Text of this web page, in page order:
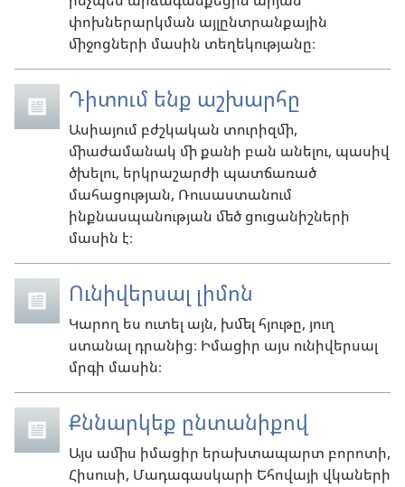
փոխներարկման այլընտրանքային
միջոցների մասին տեղեկությանը։
Դիտում ենք աշխարհը
Ասիայում բժշկական տուրիզմի,
միաժամանակ մի քանի բան անելու, պասիվ
ծխելու, երկրաշարժի պատճառած
մահացության, Ռուսաստանում
ինքնասպանության մեծ ցուցանիշների
մասին է։
Ունիվերսալ լիմոն
Կարող ես ուտել այն, խմել հյութը, յուղ
ստանալ դրանից։ Իմացիր այս ունիվերսալ
մրգի մասին։
Քննարկեք ընտանիքով
Այս ամիս իմացիր երախտապարտ բորոտի,
Հիսուսի, Մադագասկարի Եհովայի վկաների